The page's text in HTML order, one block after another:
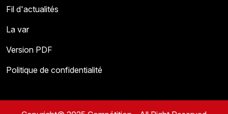
Fil d'actualités
La var
Version PDF
Politique de confidentialité